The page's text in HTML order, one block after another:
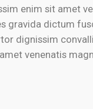
enim sit amet
gravida dictum
dignissim
venenatis